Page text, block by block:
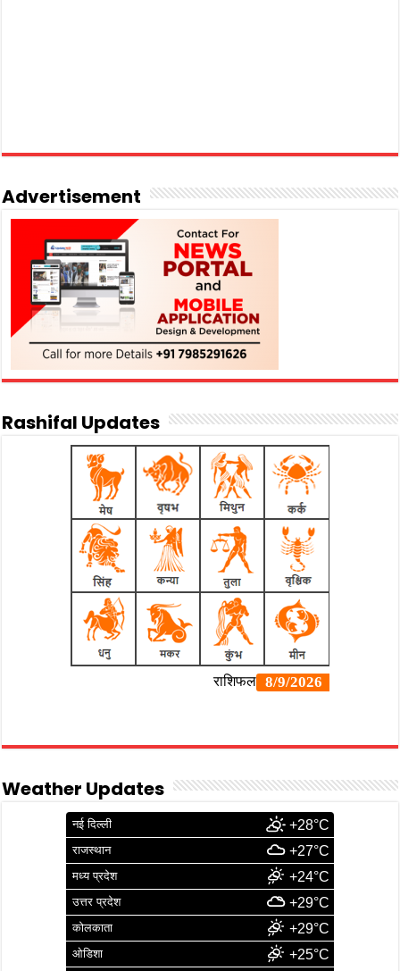
Advertisement
Rashifal Updates
Weather Updates
नई दिल्ली +28°C
राजस्थान +27°C
मध्य प्रदेश +24°C
उत्तर प्रदेश +29°C
कोलकाता +29°C
ओडिशा +25°C